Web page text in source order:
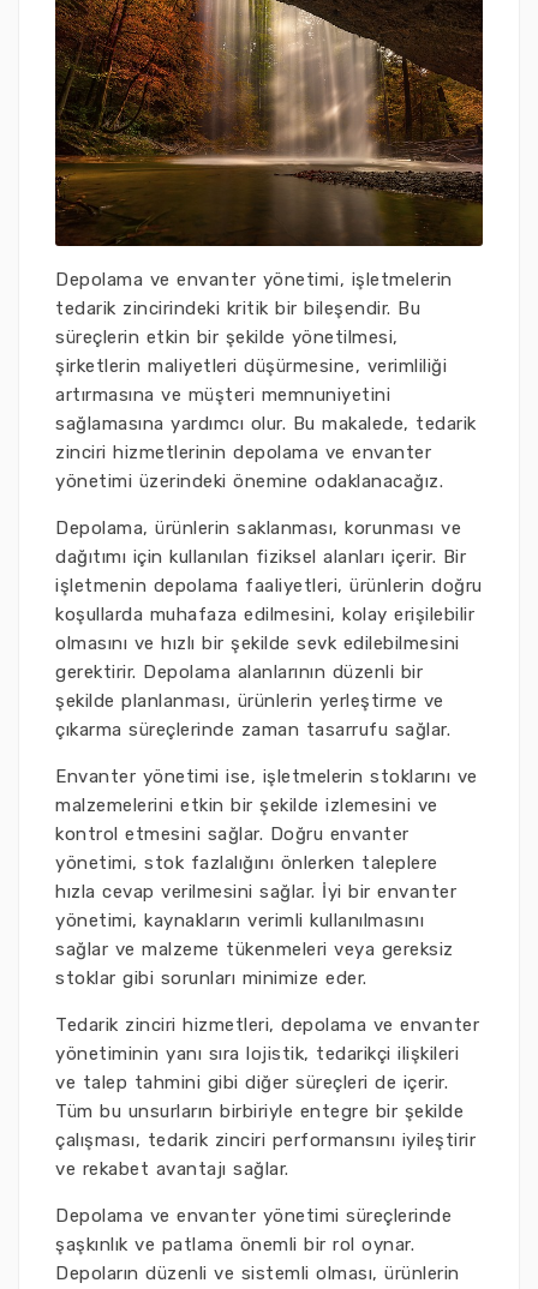
Depolama ve envanter yönetimi, işletmelerin
tedarik zincirindeki kritik bir bileşendir. Bu
süreçlerin etkin bir şekilde yönetilmesi,
şirketlerin maliyetleri düşürmesine, verimliliği
artırmasına ve müşteri memnuniyetini
sağlamasına yardımcı olur. Bu makalede, tedarik
zinciri hizmetlerinin depolama ve envanter
yönetimi üzerindeki önemine odaklanacağız.
Depolama, ürünlerin saklanması, korunması ve
dağıtımı için kullanılan fiziksel alanları içerir. Bir
işletmenin depolama faaliyetleri, ürünlerin doğru
koşullarda muhafaza edilmesini, kolay erişilebilir
olmasını ve hızlı bir şekilde sevk edilebilmesini
gerektirir. Depolama alanlarının düzenli bir
şekilde planlanması, ürünlerin yerleştirme ve
çıkarma süreçlerinde zaman tasarrufu sağlar.
Envanter yönetimi ise, işletmelerin stoklarını ve
malzemelerini etkin bir şekilde izlemesini ve
kontrol etmesini sağlar. Doğru envanter
yönetimi, stok fazlalığını önlerken taleplere
hızla cevap verilmesini sağlar. İyi bir envanter
yönetimi, kaynakların verimli kullanılmasını
sağlar ve malzeme tükenmeleri veya gereksiz
stoklar gibi sorunları minimize eder.
Tedarik zinciri hizmetleri, depolama ve envanter
yönetiminin yanı sıra lojistik, tedarikçi ilişkileri
ve talep tahmini gibi diğer süreçleri de içerir.
Tüm bu unsurların birbiriyle entegre bir şekilde
çalışması, tedarik zinciri performansını iyileştirir
ve rekabet avantajı sağlar.
Depolama ve envanter yönetimi süreçlerinde
şaşkınlık ve patlama önemli bir rol oynar.
Depoların düzenli ve sistemli olması, ürünlerin